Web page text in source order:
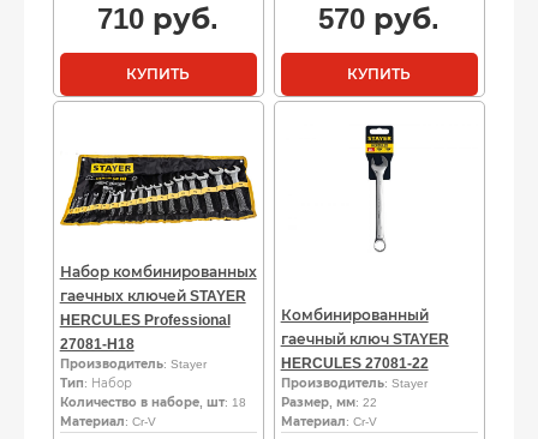
710 руб.
КУПИТЬ
570 руб.
КУПИТЬ
Набор комбинированных
гаечных ключей STAYER
HERCULES Professional
27081-H18
Производитель: Stayer
Тип: Набор
Количество в наборе, шт: 18
Материал: Cr-V
Комбинированный
гаечный ключ STAYER
HERCULES 27081-22
Производитель: Stayer
Размер, мм: 22
Материал: Cr-V